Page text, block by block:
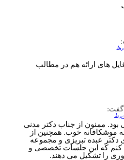
های ارائه هم در مطالب
گفت:
بود. ممنون از جناب دکتر مدنی
موشکافانه خوب. همچنین از
دکتر عبده تبریزی و مجموعه
کنم که این جلسات تخصصی و
را تشکیل می دهند.